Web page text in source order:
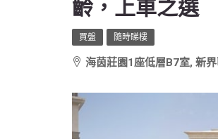
齡，上車之選
買盤 隨時睇樓
海茵莊園1座低層B7室, 新